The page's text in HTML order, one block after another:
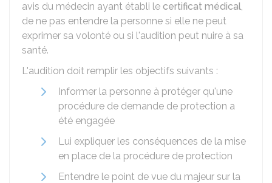
avis du médecin ayant établi le certificat médical,
de ne pas entendre la personne si elle ne peut
exprimer sa volonté ou si l'audition peut nuire à sa
santé.
L'audition doit remplir les objectifs suivants :
Informer la personne à protéger qu'une
procédure de demande de protection a
été engagée
Lui expliquer les conséquences de la mise
en place de la procédure de protection
Entendre le point de vue du majeur sur la